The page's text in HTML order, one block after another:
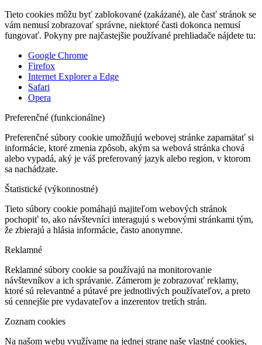
Tieto cookies môžu byť zablokované (zakázané), ale časť stránok se
vám nemusí zobrazovať správne, niektoré časti dokonca nemusí
fungovať. Pokyny pre najčastejšie používané prehliadače nájdete tu:
Google Chrome
Firefox
Internet Explorer a Edge
Safari
Opera
Preferenčné (funkcionálne)
Preferenčné súbory cookie umožňujú webovej stránke zapamätať si
informácie, ktoré zmenia zpôsob, akým sa webová stránka chová
alebo vypadá, aký je váš preferovaný jazyk alebo region, v ktorom
sa nachádzate.
Štatistické (výkonnostné)
Tieto súbory cookie pomáhajú majiteľom webových stránok
pochopiť to, ako návštevníci interagujú s webovými stránkami tým,
že zbierajú a hlásia informácie, často anonymne.
Reklamné
Reklamné súbory cookie sa používajú na monitorovanie
návštevníkov a ich správanie. Zámerom je zobrazovať reklamy,
ktoré sú relevantné a pútavé pre jednotlivých používateľov, a preto
sú cennejšie pre vydavateľov a inzerentov tretích strán.
Zoznam cookies
Na našom webu využívame na jednej strane naše vlastné cookies,